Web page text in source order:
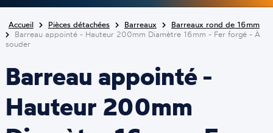
Accueil Pièces détachées Barreaux
Barreaux rond de 16mm
Barreau appointé - Hauteur 200mm Diamètre 16mm - Fer forgé - À
souder
Barreau appointé -
Hauteur 200mm